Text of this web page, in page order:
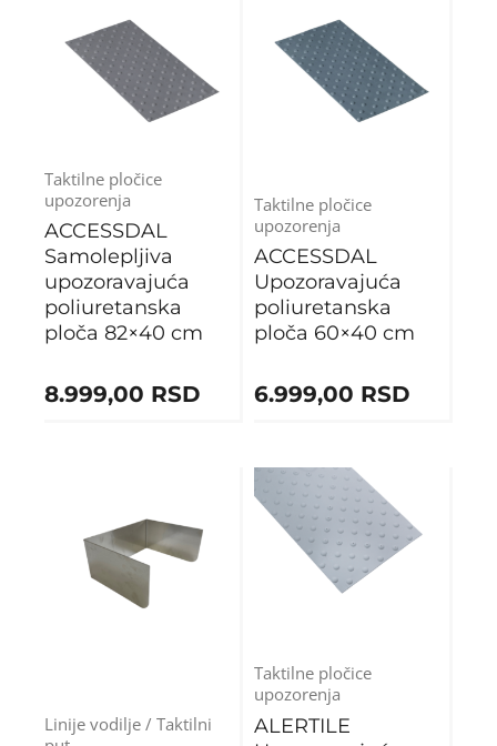
Taktilne pločice
upozorenja
ACCESSDAL
Samolepljiva
upozoravajuća
poliuretanska
ploča 82×40 cm
8.999,00 RSD
Taktilne pločice
upozorenja
ACCESSDAL
Upozoravajuća
poliuretanska
ploča 60×40 cm
6.999,00 RSD
Linije vodilje / Taktilni
Taktilne pločice
upozorenja
ALERTILE